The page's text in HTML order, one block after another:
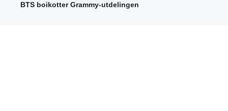
BTS boikotter Grammy-utdelingen